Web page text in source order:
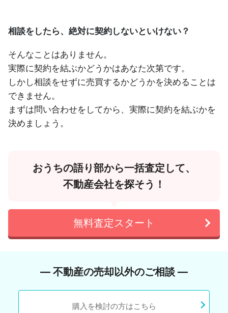
相談をしたら、絶対に契約しないといけない？
そんなことはありません。
実際に契約を結ぶかどうかはあなた次第です。
しかし相談をせずに売買するかどうかを決めることは
できません。
まずは問い合わせをしてから、実際に契約を結ぶかを
決めましょう。
おうちの語り部から一括査定して、
不動産会社を探そう！
無料査定スタート
― 不動産の売却以外のご相談 ―
購入を検討の方はこちら